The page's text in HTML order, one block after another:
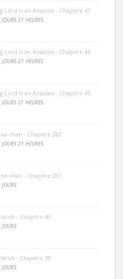
Lord is an Assassin - Chapitre 47
21 HEURES
Lord is an Assassin - Chapitre 46
21 HEURES
Lord is an Assassin - Chapitre 45
21 HEURES
chan - Chapitre 282
21 HEURES
chan - Chapitre 281
- Chapitre 40
- Chapitre 39